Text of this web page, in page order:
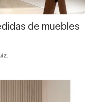
de muebles